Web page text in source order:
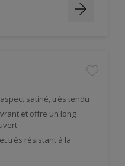
satiné, très tendu
et offre un long
très résistant à la